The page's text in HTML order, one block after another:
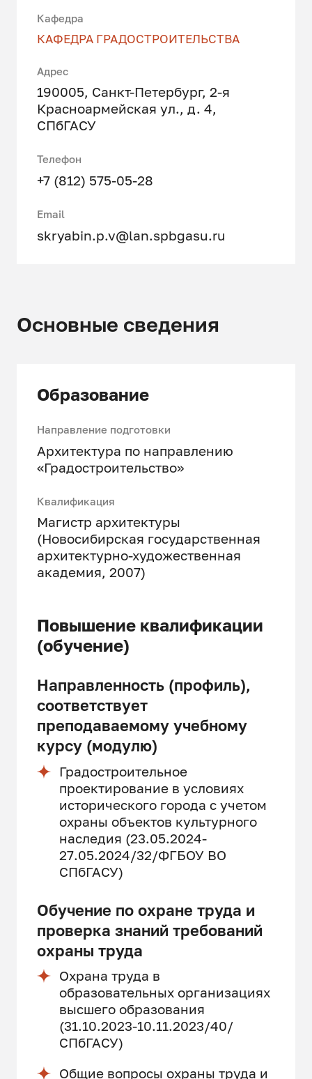
Кафедра
КАФЕДРА ГРАДОСТРОИТЕЛЬСТВА
Адрес
190005, Санкт-Петербург, 2-я
Красноармейская ул., д. 4,
СПбГАСУ
Телефон
+7 (812) 575-05-28
Email
skryabin.p.v@lan.spbgasu.ru
Основные сведения
Образование
Направление подготовки
Архитектура по направлению
«Градостроительство»
Квалификация
Магистр архитектуры
(Новосибирская государственная
архитектурно-художественная
академия, 2007)
Повышение квалификации
(обучение)
Направленность (профиль),
соответствует
преподаваемому учебному
курсу (модулю)
Градостроительное
проектирование в условиях
исторического города с учетом
охраны объектов культурного
наследия (23.05.2024-
27.05.2024/32/ФГБОУ ВО
СПбГАСУ)
Обучение по охране труда и
проверка знаний требований
охраны труда
Охрана труда в
образовательных организациях
высшего образования
(31.10.2023-10.11.2023/40/
СПбГАСУ)
Общие вопросы охраны труда и